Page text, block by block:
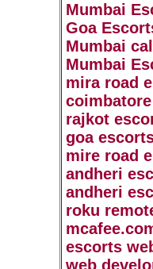
Mumbai
Goa
Mumbai
Mumbai
mira road
rajkot
goa
mire road
andheri
andheri
roku
escorts
web